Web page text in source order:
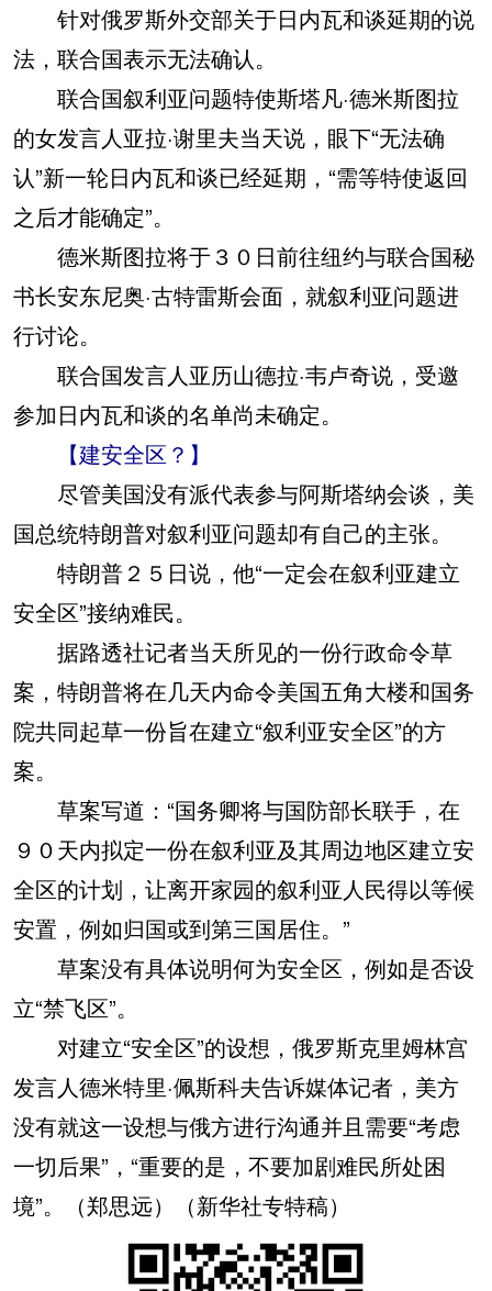
针对俄罗斯外交部关于日内瓦和谈延期的说
法，联合国表示无法确认。
联合国叙利亚问题特使斯塔凡·德米斯图拉
的女发言人亚拉·谢里夫当天说，眼下“无法确
认”新一轮日内瓦和谈已经延期，“需等特使返回
之后才能确定”。
德米斯图拉将于３０日前往纽约与联合国秘
书长安东尼奥·古特雷斯会面，就叙利亚问题进
行讨论。
联合国发言人亚历山德拉·韦卢奇说，受邀
参加日内瓦和谈的名单尚未确定。
【建安全区？】
尽管美国没有派代表参与阿斯塔纳会谈，美
国总统特朗普对叙利亚问题却有自己的主张。
特朗普２５日说，他“一定会在叙利亚建立
安全区”接纳难民。
据路透社记者当天所见的一份行政命令草
案，特朗普将在几天内命令美国五角大楼和国务
院共同起草一份旨在建立“叙利亚安全区”的方
案。
草案写道：“国务卿将与国防部长联手，在
９０天内拟定一份在叙利亚及其周边地区建立安
全区的计划，让离开家园的叙利亚人民得以等候
安置，例如归国或到第三国居住。”
草案没有具体说明何为安全区，例如是否设
立“禁飞区”。
对建立“安全区”的设想，俄罗斯克里姆林宫
发言人德米特里·佩斯科夫告诉媒体记者，美方
没有就这一设想与俄方进行沟通并且需要“考虑
一切后果”，“重要的是，不要加剧难民所处困
境”。（郑思远）（新华社专特稿）